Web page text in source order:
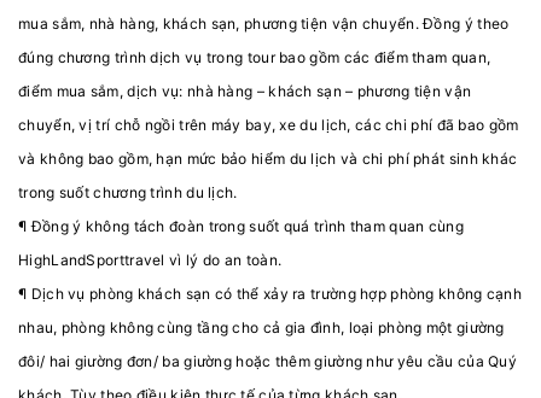
mua sắm, nhà hàng, khách sạn, phương tiện vận chuyển. Đồng ý theo
đúng chương trình dịch vụ trong tour bao gồm các điểm tham quan,
điểm mua sắm, dịch vụ: nhà hàng – khách sạn – phương tiện vận
chuyển, vị trí chỗ ngồi trên máy bay, xe du lịch, các chi phí đã bao gồm
và không bao gồm, hạn mức bảo hiểm du lịch và chi phí phát sinh khác
trong suốt chương trình du lịch.
¶ Đồng ý không tách đoàn trong suốt quá trình tham quan cùng
HighLandSporttravel vì lý do an toàn.
¶ Dịch vụ phòng khách sạn có thể xảy ra trường hợp phòng không cạnh
nhau, phòng không cùng tầng cho cả gia đình, loại phòng một giường
đôi/ hai giường đơn/ ba giường hoặc thêm giường như yêu cầu của Quý